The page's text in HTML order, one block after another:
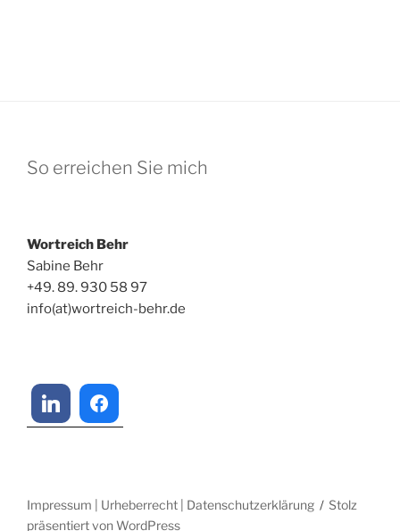
So erreichen Sie mich
Wortreich Behr
Sabine Behr
+49. 89. 930 58 97
info(at)wortreich-behr.de
Impressum | Urheberrecht | Datenschutzerklärung
Stolz
präsentiert von WordPress